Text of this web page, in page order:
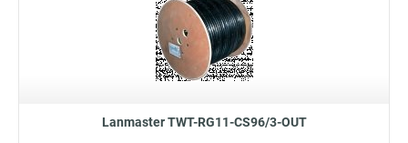
Lanmaster TWT-RG11-CS96/3-OUT